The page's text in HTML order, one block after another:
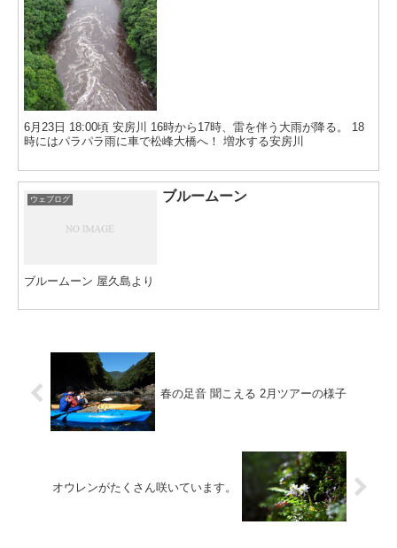
6月23日 18:00頃 安房川 16時から17時、雷を伴う大雨が降る。 18
時にはパラパラ雨に車で松峰大橋へ！ 増水する安房川
ウェブログ ブルームーン
ブルームーン 屋久島より
春の足音 聞こえる 2月ツアーの様子
オウレンがたくさん咲いています。